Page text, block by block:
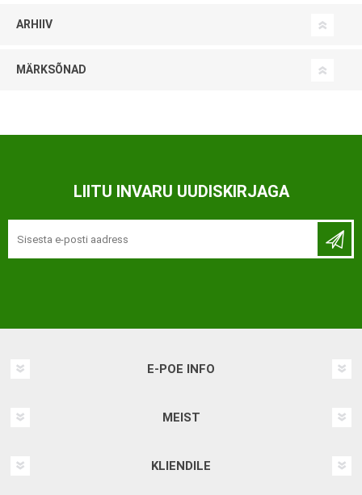
ARHIIV
MÄRKSÕNAD
LIITU INVARU UUDISKIRJAGA
E-POE INFO
MEIST
KLIENDILE